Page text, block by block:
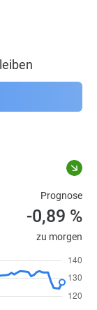
Prognose
-0,89 %
zu morgen